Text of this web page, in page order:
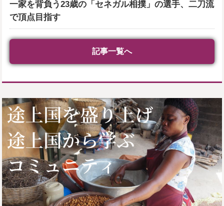
一家を背負う23歳の「セネガル相撲」の選手、二刀流
で頂点目指す
記事一覧へ